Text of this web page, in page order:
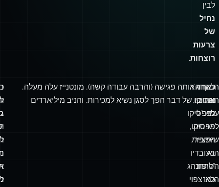
לבין
נחיל
של
צרעות
רוצחות.
המקרה
האהוב
עליי
לתרבות
שיתופית
הוא
הסיפור
הלא־צפוי
כשרוג’ר
אנריקו,
מנכ”ל
פפסיקו,
הפציר
בעובדיו
“להתנהג
כמו
לאחר אותה פגישה (והרבה עבודה קשה), מונטנייז עלה מעלה,
ובסופו של דבר הפך לסגן נשיא למכירות, והניב מיליארדים
לפפסיקו.